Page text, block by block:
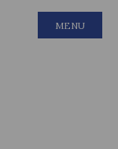
MENU